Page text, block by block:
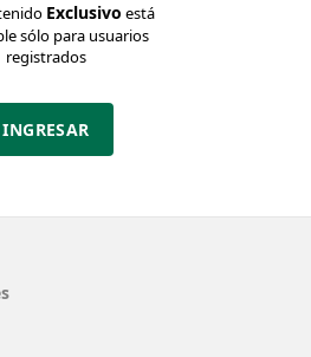
Identificador: #323736
Categoría:
Clase:
Exclusivo está
sólo para usuarios
registrados
INGRESAR